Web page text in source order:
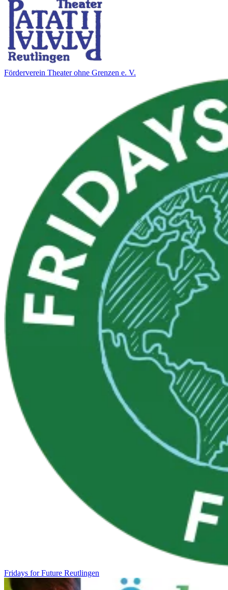
För­der­ver­ein Thea­ter ohne Gren­zen e. V.
Fridays for Future Reutlingen